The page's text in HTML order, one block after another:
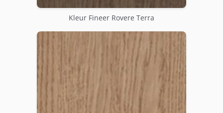
Kleur Fineer Rovere Terra